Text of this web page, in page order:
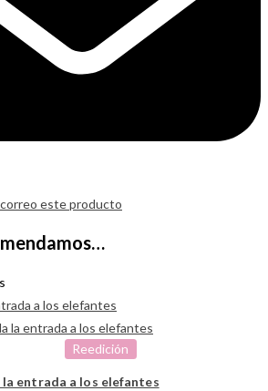
este producto
Reedición
entrada a los elefantes